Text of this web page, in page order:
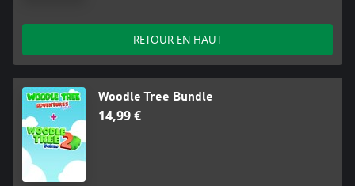
RETOUR EN HAUT
Woodle Tree Bundle
14,99 €